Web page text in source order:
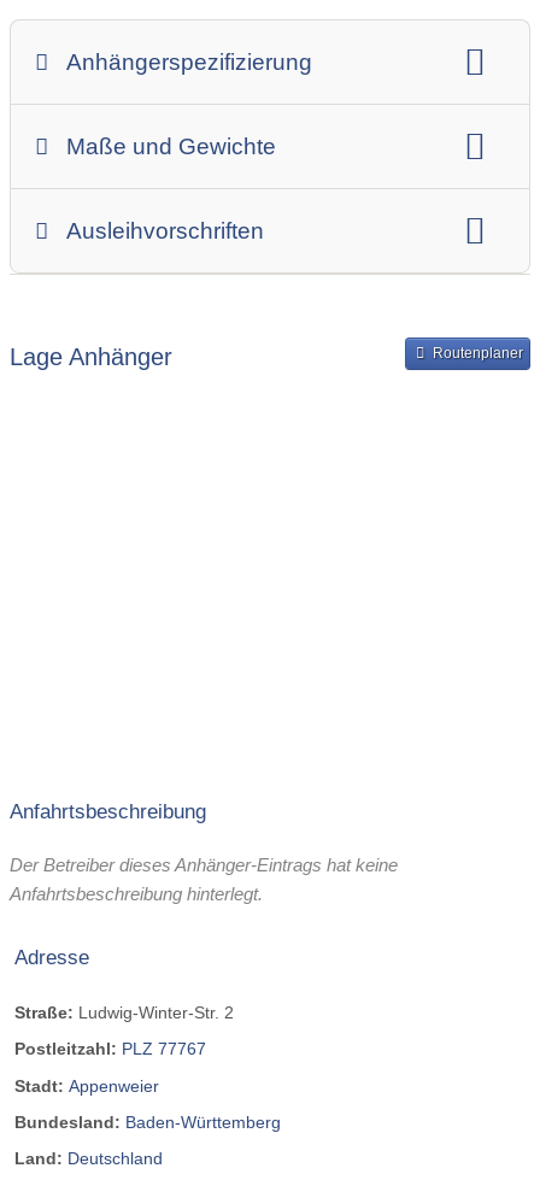
Anhängerspezifizierung
Maße und Gewichte
Ausleihvorschriften
Bereitstellung und Rückgabe des Anhängers
Lage Anhänger Routenplaner
Anfahrtsbeschreibung
Der Betreiber dieses Anhänger-Eintrags hat keine
Anfahrtsbeschreibung hinterlegt.
Adresse
Straße: Ludwig-Winter-Str. 2
Postleitzahl: PLZ 77767
Stadt: Appenweier
Bundesland: Baden-Württemberg
Land: Deutschland